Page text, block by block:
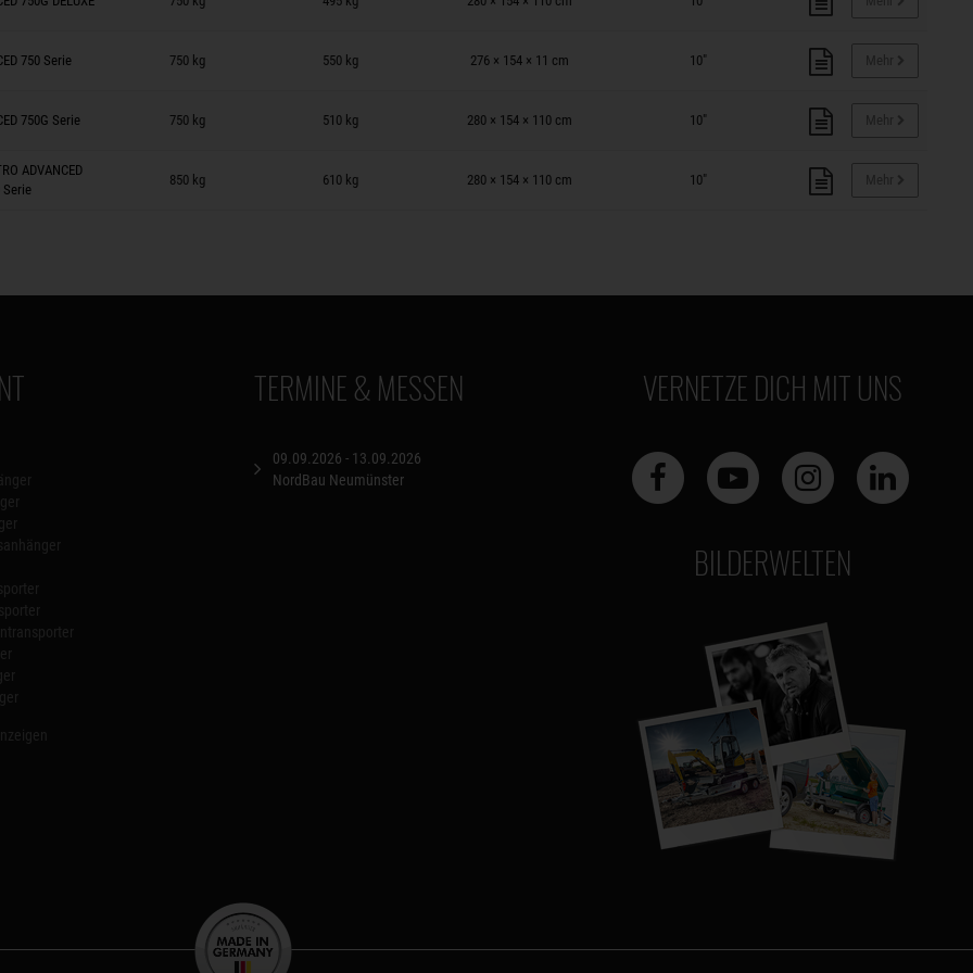
750 Serie 750 kg 550 kg 276 × 154 × 11 cm 10"
auf Merkzettel
750G Serie 750 kg 510 kg 280 × 154 × 110 cm 10"
auf Merkzettel
ADVANCED
Serie
850 kg 610 kg 280 × 154 × 110 cm 10"
auf Merkzettel
TERMINE & MESSEN
09.09.2026 - 13.09.2026
NordBau Neumünster
VERNETZE DICH MIT UNS
BILDERWELTEN